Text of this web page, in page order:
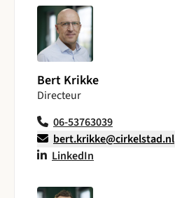
Bert Krikke
Directeur
06-53763039
bert.krikke@cirkelstad.nl
LinkedIn